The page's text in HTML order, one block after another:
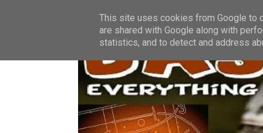
Saturday, August 8. Ποιοί Είμαστε Όροι
This site uses cookies from Google to
are shared with Google along with
statistics, and to detect and address